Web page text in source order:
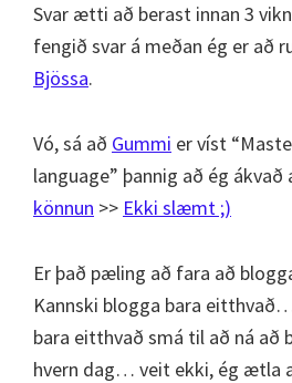
Svar ætti að berast innan 3
fengið svar á meðan ég er að
Bjössa.
Vó, sá að Gummi er víst
language” þannig að ég ákvað
könnun >> Ekki slæmt ;)
Er það pæling að fara að
Kannski blogga bara
bara eitthvað smá til að ná að
hvern dag… veit ekki, ég ætla